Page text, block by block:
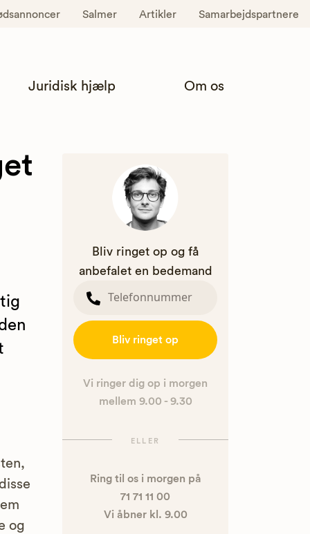
Salmer Artikler Samarbejdspartnere
Juridisk hjælp Om os
og
Bliv ringet op og få
anbefalet en bedemand
Bliv ringet op
Vi ringer dig op i morgen
mellem 9.00 - 9.30
ELLER
Ring til os i morgen på
71 71 11 00
Vi åbner kl. 9.00